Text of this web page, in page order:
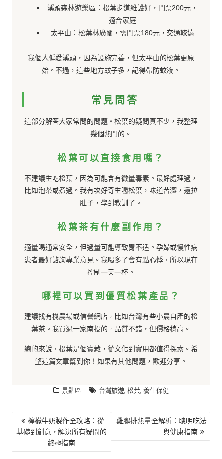
溪頭森林遊樂區：松葉步道維護好，門票200元，
適合家庭
太平山：松葉林廣闊，需門票180元，交通較遠
我個人偏愛溪頭，因為設施完善，但太平山的松葉更原
始。不過，這些地方蚊子多，記得帶防蚊液。
常見問答
這部分解答大家常問的問題。松葉的疑問真不少，我整理
幾個熱門的。
松葉可以直接食用嗎？
不建議生吃松葉，因為可能含有微量毒素。最好處理過，
比如泡茶或煮過。我有次好奇生嚼松葉，味道苦澀，還拉
肚子，學到教訓了。
松葉茶有什麼副作用？
適量喝通常安全，但過量可能導致胃不适。孕婦或慢性病
患者最好諮詢專業意見。我喝多了會有點心悸，所以現在
控制一天一杯。
哪裡可以買到優質松葉產品？
建議找有機農場或信譽網店，比如台灣有些小農自產的松
葉茶。我買過一家南投的，品質不錯，但價格稍高。
總的來說，松葉是個寶藏，從文化到實用都值得探索。希
望這篇文章幫到你！如果有其他問題，歡迎分享。
景點區 台灣旅遊, 松葉, 養生保健
文
章
導
檸檬牛奶製作全攻略：從
基礎到創意，解決所有疑問的
終極指南
雞腿排熱量全解析：聰明吃法
與健康指南